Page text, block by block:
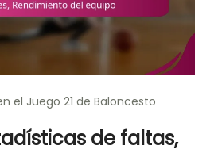
el Juego 21 de Baloncesto
de faltas,